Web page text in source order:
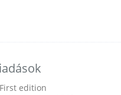
First edition